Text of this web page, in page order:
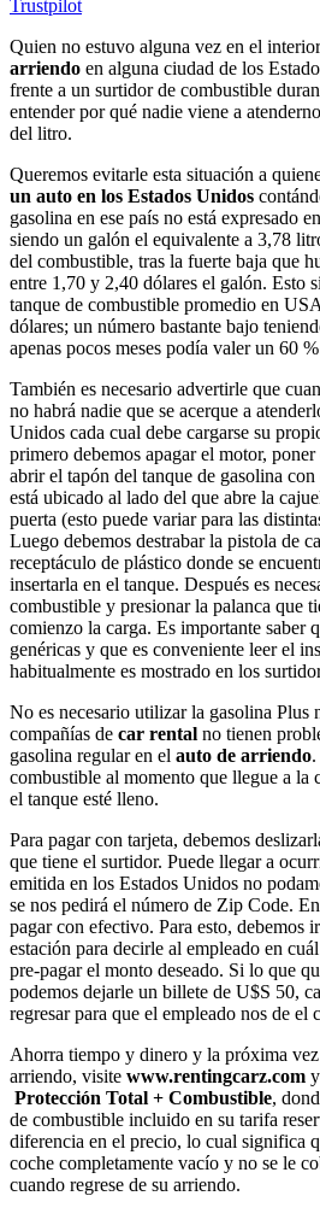
Trustpilot
Quien no estuvo alguna vez en el
arriendo en alguna ciudad de los
frente a un surtidor de combustible
entender por qué nadie viene a
del litro.
Queremos evitarle esta situación a
un auto en los Estados Unidos
gasolina en ese país no está expresado
siendo un galón el equivalente a 3,78
del combustible, tras la fuerte baja que
entre 1,70 y 2,40 dólares el galón. Esto
tanque de combustible promedio en
dólares; un número bastante bajo
apenas pocos meses podía valer un 60
También es necesario advertirle que
no habrá nadie que se acerque a
Unidos cada cual debe cargarse su
primero debemos apagar el motor,
abrir el tapón del tanque de gasolina
está ubicado al lado del que abre la
puerta (esto puede variar para las
Luego debemos destrabar la pistola de
receptáculo de plástico donde se
insertarla en el tanque. Después es
combustible y presionar la palanca que
comienzo la carga. Es importante saber
genéricas y que es conveniente leer el
habitualmente es mostrado en los
No es necesario utilizar la gasolina Plus
compañías de car rental no tienen
gasolina regular en el auto de arriendo
combustible al momento que llegue a la
el tanque esté lleno.
Para pagar con tarjeta, debemos
que tiene el surtidor. Puede llegar a
emitida en los Estados Unidos no
se nos pedirá el número de Zip Code.
pagar con efectivo. Para esto, debemos
estación para decirle al empleado en
pre-pagar el monto deseado. Si lo que
podemos dejarle un billete de U$S 50,
regresar para que el empleado nos de el
Ahorra tiempo y dinero y la próxima vez
arriendo, visite www.rentingcarz.com
Protección Total + Combustible,
de combustible incluido en su tarifa
diferencia en el precio, lo cual significa
coche completamente vacío y no se le
cuando regrese de su arriendo.